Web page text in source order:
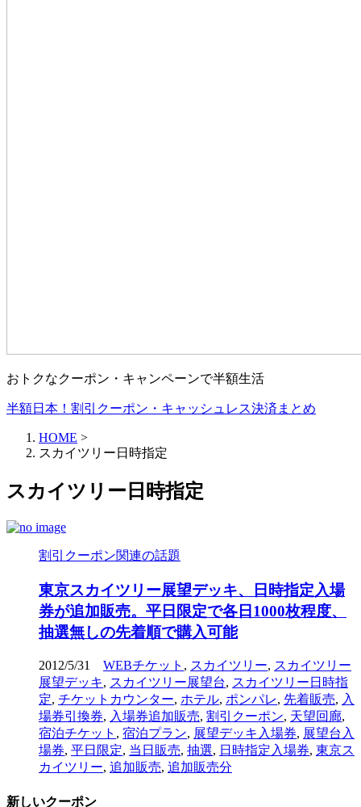
おトクなクーポン・キャンペーンで半額生活
半額日本！割引クーポン・キャッシュレス決済まとめ
HOME >
スカイツリー日時指定
スカイツリー日時指定
割引クーポン関連の話題
東京スカイツリー展望デッキ、日時指定入場
券が追加販売。平日限定で各日1000枚程度、
抽選無しの先着順で購入可能
2012/5/31 WEBチケット , スカイツリー, スカイツリー
展望デッキ, スカイツリー展望台, スカイツリー日時指
定, チケットカウンター, ホテル, ポンパレ, 先着販売, 入
場券引換券, 入場券追加販売, 割引クーポン, 天望回廊,
宿泊チケット , 宿泊プラン, 展望デッキ入場券, 展望台入
場券, 平日限定, 当日販売, 抽選, 日時指定入場券, 東京ス
カイツリー, 追加販売, 追加販売分
新しいクーポン